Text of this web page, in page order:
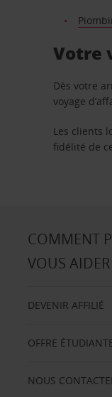
Votre
Dès votre
voyage
Les clients
fidélité de
COMMENT
VOUS AIDER
DEVENIR AFFILIÉ
OFFRE
NOUS